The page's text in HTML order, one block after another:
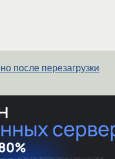
после перезагрузки